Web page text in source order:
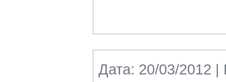
Дата: 20/03/2012 |